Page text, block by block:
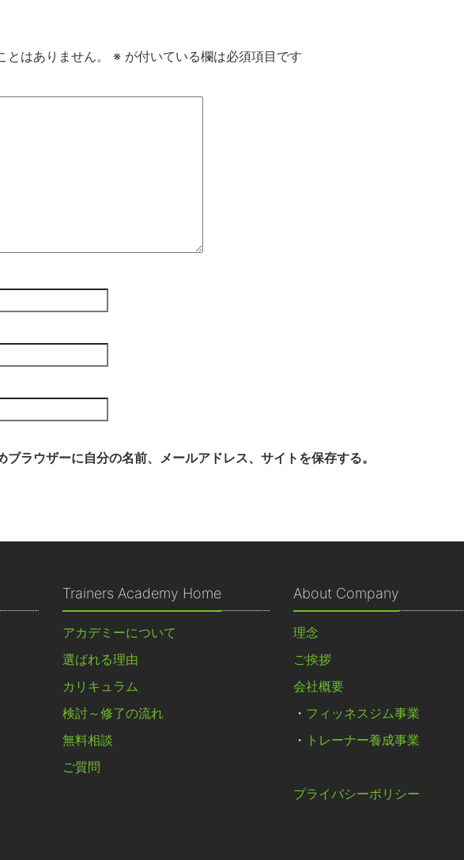
はありません。 ※ が付いている欄は必須項目です
ラウザーに自分の名前、メールアドレス、サイトを保存する。
Trainers Academy Home
アカデミーについて
選ばれる理由
カリキュラム
検討～修了の流れ
無料相談
ご質問
About Company
理念
ご挨拶
会社概要
・ フィッネスジム事業
・ トレーナー養成事業
プライバシーポリシー